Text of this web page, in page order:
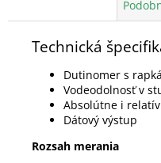
Technická
Dutinomer s
Vodeodolnosť v
Absolútne i
Dátový výstup
Rozsah merania